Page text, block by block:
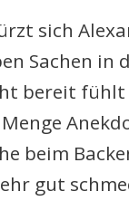
sich
Sachen in
bereit
beim
gut